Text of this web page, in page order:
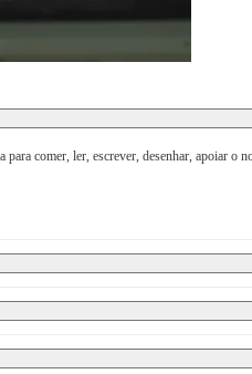
comer, ler, escrever, desenhar, apoiar